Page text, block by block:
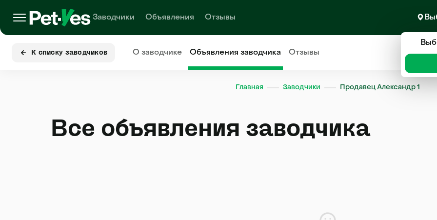
Заводчики Объявления Отзывы
К списку заводчиков О заводчике Объявлениязаводчика Отзывы
Главная Заводчики Продавец Александр 1
Все объявления заводчика